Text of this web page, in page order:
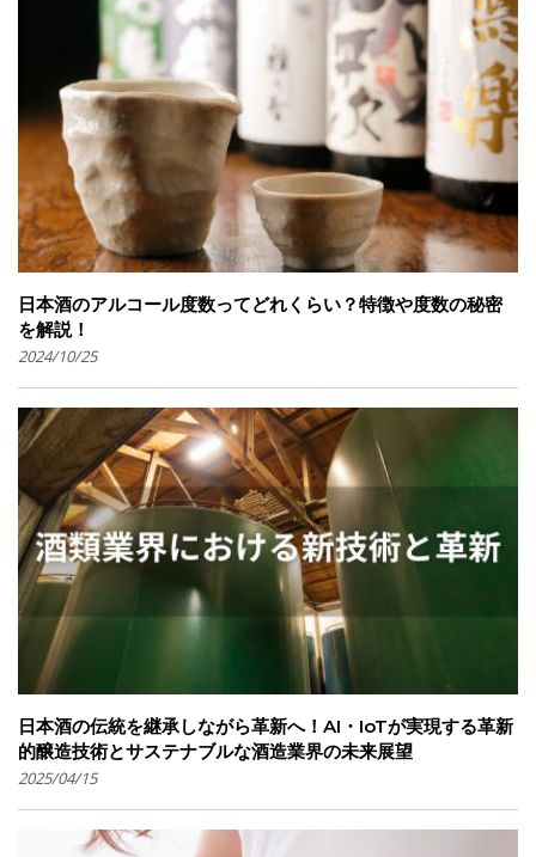
日本酒のアルコール度数ってどれくらい？特徴や度数の秘密
を解説！
2024/10/25
日本酒の伝統を継承しながら革新へ！AI・IoTが実現する革新
的醸造技術とサステナブルな酒造業界の未来展望
2025/04/15